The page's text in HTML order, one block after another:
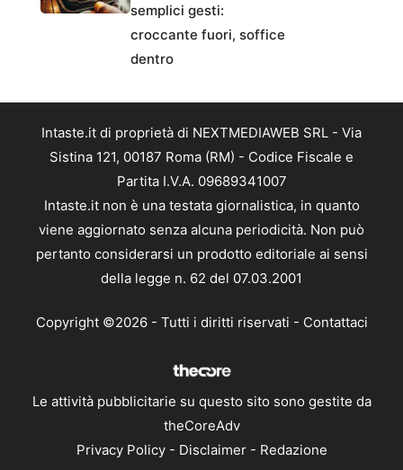
semplici gesti:
croccante fuori, soffice
dentro
Intaste.it di proprietà di NEXTMEDIAWEB SRL - Via
Sistina 121, 00187 Roma (RM) - Codice Fiscale e
Partita I.V.A. 09689341007
Intaste.it non è una testata giornalistica, in quanto
viene aggiornato senza alcuna periodicità. Non può
pertanto considerarsi un prodotto editoriale ai sensi
della legge n. 62 del 07.03.2001
Copyright ©2026 - Tutti i diritti riservati - Contattaci
Le attività pubblicitarie su questo sito sono gestite da
theCoreAdv
Privacy Policy- Disclaimer- Redazione